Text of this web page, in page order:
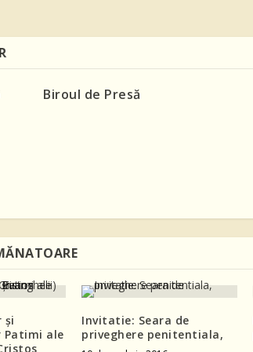
Biroul de Presă
și
ale
Invitatie: Seara de
priveghere penitentiala,